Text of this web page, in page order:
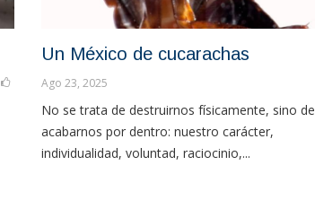
Un México de cucarachas
Ago 23, 2025
No se trata de destruirnos físicamente, sino de
acabarnos por dentro: nuestro carácter,
individualidad, voluntad, raciocinio,...